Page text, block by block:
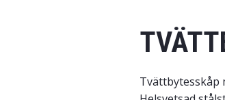
Tvättbytesskåp